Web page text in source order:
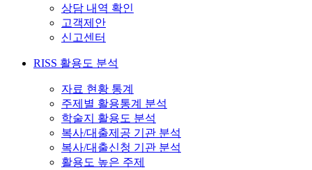
상담 내역 확인
고객제안
신고센터
RISS 활용도 분석
자료 현황 통계
주제별 활용통계 분석
학술지 활용도 분석
복사/대출제공 기관 분석
복사/대출신청 기관 분석
활용도 높은 주제